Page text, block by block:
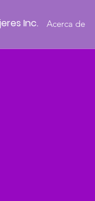
Acerca de
Inc.